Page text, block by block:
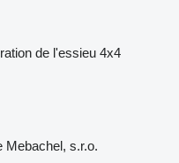
de l'essieu 4x4
Mebachel, s.r.o.